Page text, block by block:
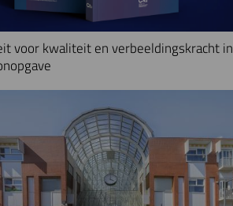
voor kwaliteit en verbeeldingskracht in